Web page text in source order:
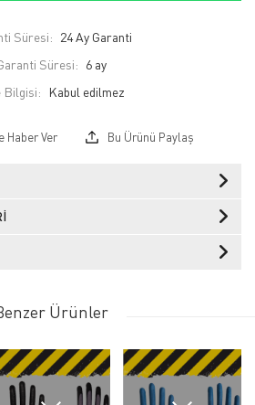
Süresi: 24 Ay Garanti
Süresi: 6 ay
Bilgisi:
Haber Ver Bu Ürünü Paylaş
Ürünler